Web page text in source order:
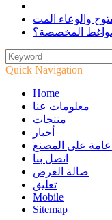
المخصصة؟
Quick Navigation
Home
معلومات عنا
منتجات
أخبار
على المصنع
اتصل بنا
صالة العرض
تعليق
Mobile
Sitemap